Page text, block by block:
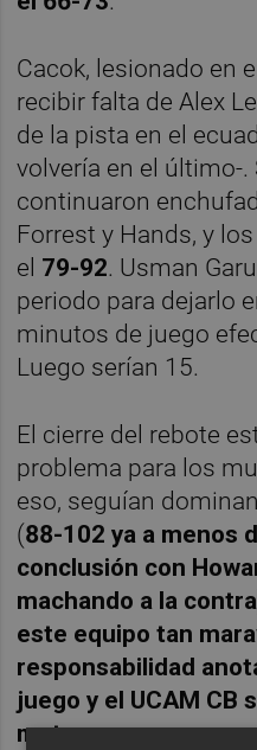
Cacok, lesionado en
recibir falta de Alex
de la pista en el
volvería en el último-
continuaron
Forrest y Hands, y
el 79-92. Usman
periodo para dejarlo
minutos de juego
Luego serían 15.
El cierre del rebote
problema para los
eso, seguían
(88-102 ya a menos
conclusión con
machando a la contra
este equipo tan
responsabilidad
juego y el UCAM CB
meta.